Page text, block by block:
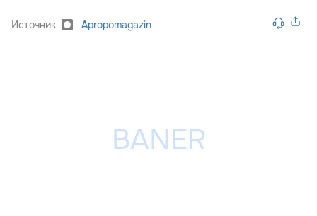
Источник Apropomagazin